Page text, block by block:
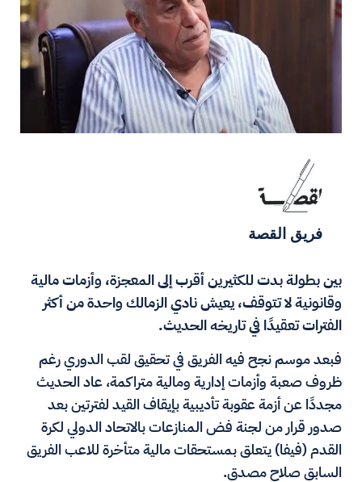
فريق القصة
بين بطولة بدت للكثيرين أقرب إلى المعجزة، وأزمات مالية
وقانونية لا تتوقف، يعيش نادي الزمالك واحدة من أكثر
الفترات تعقيدًا في تاريخه الحديث.
فبعد موسم نجح فيه الفريق في تحقيق لقب الدوري رغم
ظروف صعبة وأزمات إدارية ومالية متراكمة، عاد الحديث
مجددًا عن أزمة عقوبة تأديبية بإيقاف القيد لفترتين بعد
صدور قرار من لجنة فض المنازعات بالاتحاد الدولي لكرة
القدم (فيفا) يتعلق بمستحقات مالية متأخرة للاعب الفريق
السابق صلاح مصدق.